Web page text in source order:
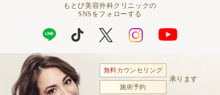
もとび美容外科クリニックの
SNSをフォローする
無料カウンセリング
施術予約
承ります